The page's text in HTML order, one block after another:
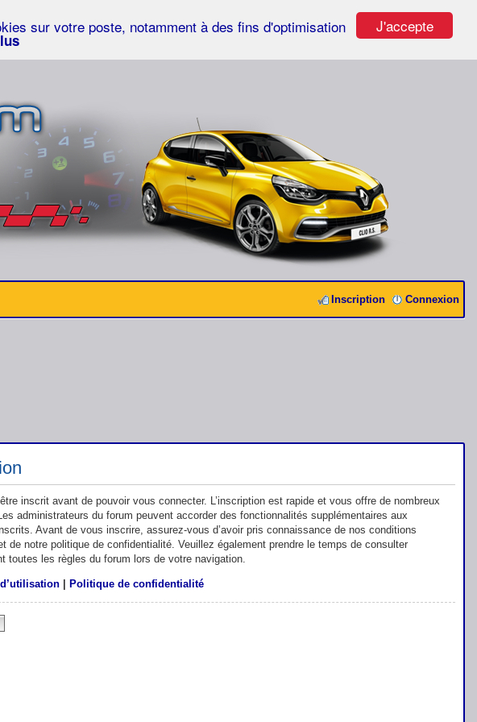
J'accepte
sur votre poste, notamment à des fins d'optimisation
Connexion
Inscription
inscrit avant de pouvoir vous connecter. L’inscription est rapide et vous offre de nombreux
administrateurs du forum peuvent accorder des fonctionnalités supplémentaires aux
Avant de vous inscrire, assurez-vous d’avoir pris connaissance de nos conditions
de notre politique de confidentialité. Veuillez également prendre le temps de consulter
toutes les règles du forum lors de votre navigation.
| Politique de confidentialité